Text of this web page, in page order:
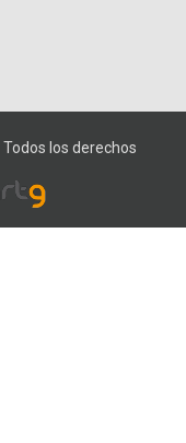
Todos los derechos